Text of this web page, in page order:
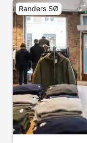
Randers SØ